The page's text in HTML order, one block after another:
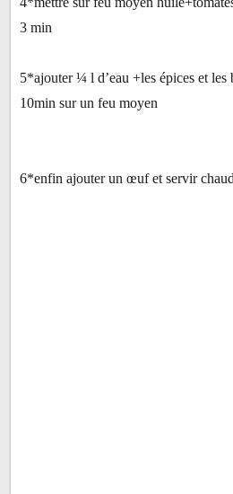
3 min
5*ajouter ¼ l d’eau +les épices et les
10min sur un feu moyen
6*enfin ajouter un œuf et servir chaud